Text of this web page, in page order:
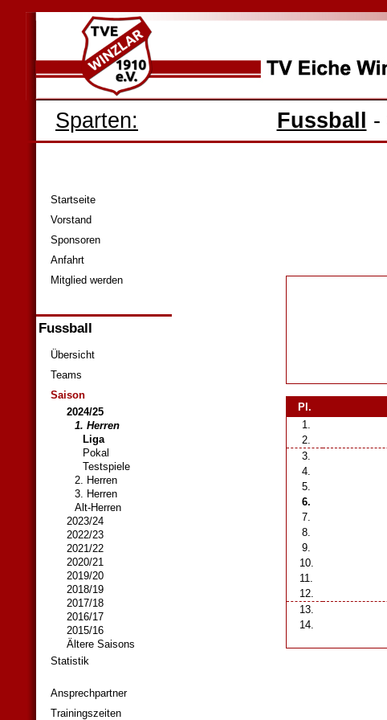
Sparten: Fussball -
Startseite
Vorstand
Sponsoren
Anfahrt
Mitglied werden
Fussball
Übersicht
Teams
Saison
2024/25
1. Herren
Liga
Pokal
Testspiele
2. Herren
3. Herren
Alt-Herren
2023/24
2022/23
2021/22
2020/21
2019/20
2018/19
2017/18
2016/17
2015/16
Ältere Saisons
Statistik
Ansprechpartner
Trainingszeiten
Pl.
1.
2.
3.
4.
5.
6.
7.
8.
9.
10.
11.
12.
13.
14.